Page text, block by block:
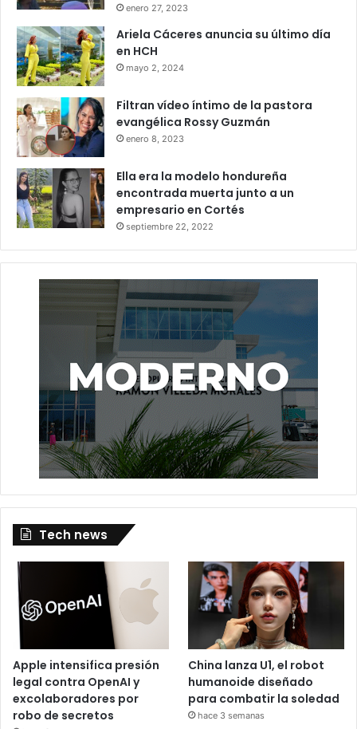
enero 27, 2023
Ariela Cáceres anuncia su último día
en HCH
mayo 2, 2024
Filtran vídeo íntimo de la pastora
evangélica Rossy Guzmán
enero 8, 2023
Ella era la modelo hondureña
encontrada muerta junto a un
empresario en Cortés
septiembre 22, 2022
Tech news
Apple intensifica presión
legal contra OpenAI y
excolaboradores por
robo de secretos
China lanza U1, el robot
humanoide diseñado
para combatir la soledad
hace 3 semanas